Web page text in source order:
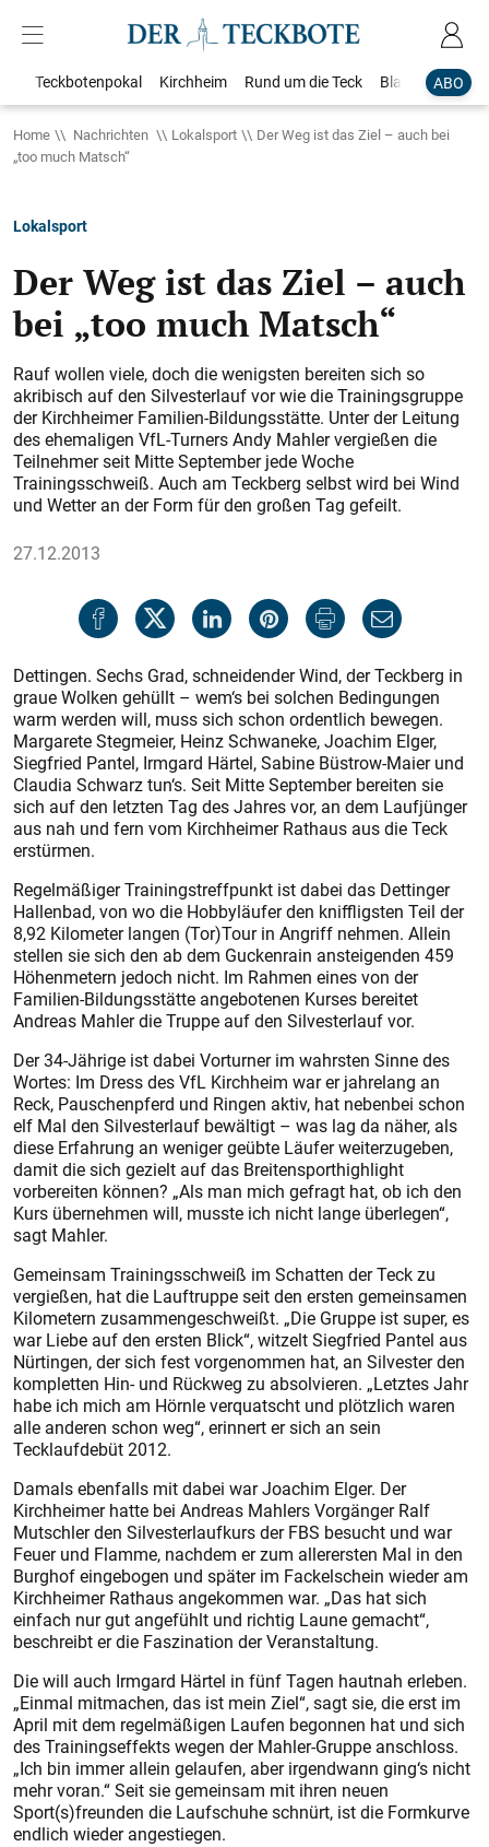
ABO
Teckbotenpokal Kirchheim Rund um die Teck Blaulicht
Home Nachrichten Lokalsport
Der Weg ist das Ziel – auch bei
„too much Matsch“
Lokalsport
Der Weg ist das Ziel – auch
bei „too much Matsch“
Rauf wollen viele, doch die wenigsten bereiten sich so
akribisch auf den Silvesterlauf vor wie die Trainingsgruppe
der Kirchheimer Familien-Bildungsstätte. Unter der Leitung
des ehemaligen VfL-Turners Andy Mahler vergießen die
Teilnehmer seit Mitte September jede Woche
Trainingsschweiß. Auch am Teckberg selbst wird bei Wind
und Wetter an der Form für den großen Tag gefeilt.
27.12.2013
Dettingen. Sechs Grad, schneidender Wind, der Teckberg in
graue Wolken gehüllt – wem‘s bei solchen Bedingungen
warm werden will, muss sich schon ordentlich bewegen.
Margarete Stegmeier, Heinz Schwaneke, Joachim Elger,
Siegfried Pantel, Irmgard Härtel, Sabine Büstrow-Maier und
Claudia Schwarz tun‘s. Seit Mitte September bereiten sie
sich auf den letzten Tag des Jahres vor, an dem Laufjünger
aus nah und fern vom Kirchheimer Rathaus aus die Teck
erstürmen.
Regelmäßiger Trainingstreffpunkt ist dabei das Dettinger
Hallenbad, von wo die Hobbyläufer den kniffligsten Teil der
8,92 Kilometer langen (Tor)Tour in Angriff nehmen. Allein
stellen sie sich den ab dem Guckenrain ansteigenden 459
Höhenmetern jedoch nicht. Im Rahmen eines von der
Familien-Bildungsstätte angebotenen Kurses bereitet
Andreas Mahler die Truppe auf den Silvesterlauf vor.
Der 34-Jährige ist dabei Vorturner im wahrsten Sinne des
Wortes: Im Dress des VfL Kirchheim war er jahrelang an
Reck, Pauschenpferd und Ringen aktiv, hat nebenbei schon
elf Mal den Silvesterlauf bewältigt – was lag da näher, als
diese Erfahrung an weniger geübte Läufer weiterzugeben,
damit die sich gezielt auf das Breitensporthighlight
vorbereiten können? „Als man mich gefragt hat, ob ich den
Kurs übernehmen will, musste ich nicht lange überlegen“,
sagt Mahler.
Gemeinsam Trainingsschweiß im Schatten der Teck zu
vergießen, hat die Lauftruppe seit den ersten gemeinsamen
Kilometern zusammengeschweißt. „Die Gruppe ist super, es
war Liebe auf den ersten Blick“, witzelt Siegfried Pantel aus
Nürtingen, der sich fest vorgenommen hat, an Silvester den
kompletten Hin- und Rückweg zu absolvieren. „Letztes Jahr
habe ich mich am Hörnle verquatscht und plötzlich waren
alle anderen schon weg“, erinnert er sich an sein
Tecklaufdebüt 2012.
Damals ebenfalls mit dabei war Joachim Elger. Der
Kirchheimer hatte bei Andreas Mahlers Vorgänger Ralf
Mutschler den Silvesterlaufkurs der FBS besucht und war
Feuer und Flamme, nachdem er zum allerersten Mal in den
Burghof eingebogen und später im Fackelschein wieder am
Kirchheimer Rathaus angekommen war. „Das hat sich
einfach nur gut angefühlt und richtig Laune gemacht“,
beschreibt er die Faszination der Veranstaltung.
Die will auch Irmgard Härtel in fünf Tagen hautnah erleben.
„Einmal mitmachen, das ist mein Ziel“, sagt sie, die erst im
April mit dem regelmäßigen Laufen begonnen hat und sich
des Trainingseffekts wegen der Mahler-Gruppe anschloss.
„Ich bin immer allein gelaufen, aber irgendwann ging‘s nicht
mehr voran.“ Seit sie gemeinsam mit ihren neuen
Sport(s)freunden die Laufschuhe schnürt, ist die Formkurve
endlich wieder angestiegen.